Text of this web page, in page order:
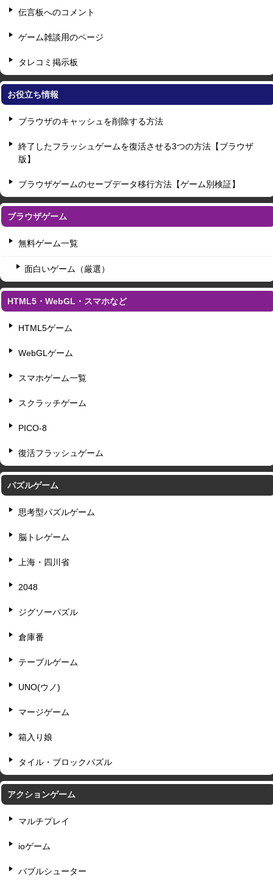
伝言板へのコメント
ゲーム雑談用のページ
タレコミ掲示板
お役立ち情報
ブラウザのキャッシュを削除する方法
終了したフラッシュゲームを復活させる3つの方法【ブラウザ
版】
ブラウザゲームのセーブデータ移行方法【ゲーム別検証】
ブラウザゲーム
無料ゲーム一覧
面白いゲーム（厳選）
HTML5・WebGL・スマホなど
HTML5ゲーム
WebGLゲーム
スマホゲーム一覧
スクラッチゲーム
PICO-8
復活フラッシュゲーム
パズルゲーム
思考型パズルゲーム
脳トレゲーム
上海・四川省
2048
ジグソーパズル
倉庫番
テーブルゲーム
UNO(ウノ)
マージゲーム
箱入り娘
タイル・ブロックパズル
アクションゲーム
マルチプレイ
ioゲーム
バブルシューター